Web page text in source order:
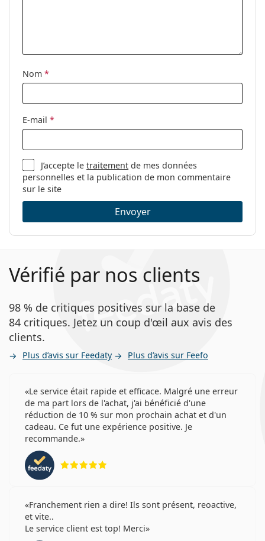
Autres
Sexe:
Marque:
Nom *
E-mail *
J’accepte letraitement de mes données
personnelles et la publication de mon commentaire
sur le site
Envoyer
Vérifié par nos clients
98 % de critiques positives sur la base de
84 critiques. Jetez un coup d'œil aux avis des
clients.
Plus d’avis sur Feedaty Plus d’avis sur Feefo
Le service était rapide et efficace. Malgré une erreur
de ma part lors de l'achat, j'ai bénéficié d'une
réduction de 10 % sur mon prochain achat et d'un
cadeau. Ce fut une expérience positive. Je
recommande.
Franchement rien a dire! Ils sont présent, reoactive,
et vite..
Le service client est top! Merci